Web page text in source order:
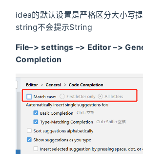
idea的默认设置是严格区分大小写
string不会提示String
File–> settings –> Editor –>
Completion